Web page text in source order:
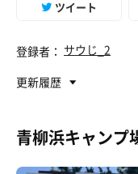
ツイート
登録者： サウじ_2
更新履歴
青柳浜キャンプ